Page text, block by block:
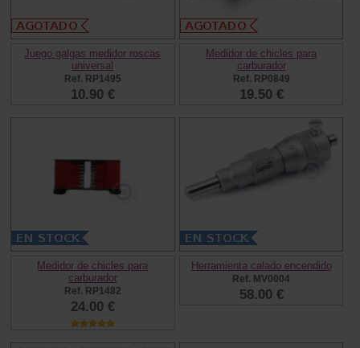
Juego galgas medidor roscas
universal
Ref. RP1495
10.90 €
Medidor de chicles para
carburador
Ref. RP0849
19.50 €
Medidor de chicles para
carburador
Ref. RP1482
24.00 €
Herramienta calado encendido
Ref. MV0004
58.00 €